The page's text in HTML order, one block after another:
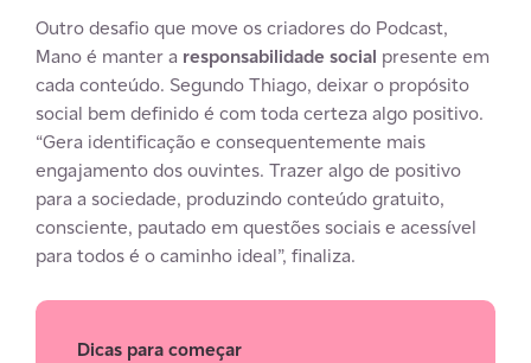
Outro desafio que move os criadores do Podcast,
Mano é manter a responsabilidade social presente em
cada conteúdo. Segundo Thiago, deixar o propósito
social bem definido é com toda certeza algo positivo.
“Gera identificação e consequentemente mais
engajamento dos ouvintes. Trazer algo de positivo
para a sociedade, produzindo conteúdo gratuito,
consciente, pautado em questões sociais e acessível
para todos é o caminho ideal”, finaliza.
Dicas para começar